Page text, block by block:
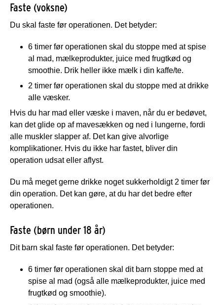
Faste (voksne)
Du skal faste før operationen. Det betyder:
6 timer før operationen skal du stoppe med at spise
al mad, mælkeprodukter, juice med frugtkød og
smoothie. Drik heller ikke mælk i din kaffe/te.
2 timer før operationen skal du stoppe med at drikke
alle væsker.
Hvis du har mad eller væske i maven, når du er bedøvet,
kan det glide op af mavesækken og ned i lungerne, fordi
alle muskler slapper af. Det kan give alvorlige
komplikationer. Hvis du ikke har fastet, bliver din
operation udsat eller aflyst.
Du må meget gerne drikke noget sukkerholdigt 2 timer før
din operation. Det kan gøre, at du har det bedre efter
operationen.
Faste (børn under 18 år)
Dit barn skal faste før operationen. Det betyder:
6 timer før operationen skal dit barn stoppe med at
spise al mad (også alle mælkeprodukter, juice med
frugtkød og smoothie).